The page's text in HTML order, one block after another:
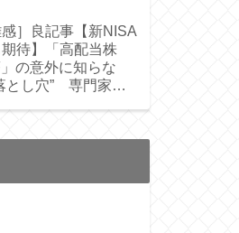
感］良記事【新NISA
待】「高配当株
の意外に知らな
とし穴” 専門家お